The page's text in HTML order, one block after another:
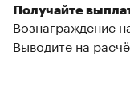
Получайте
Вознаграждение
Выводите на